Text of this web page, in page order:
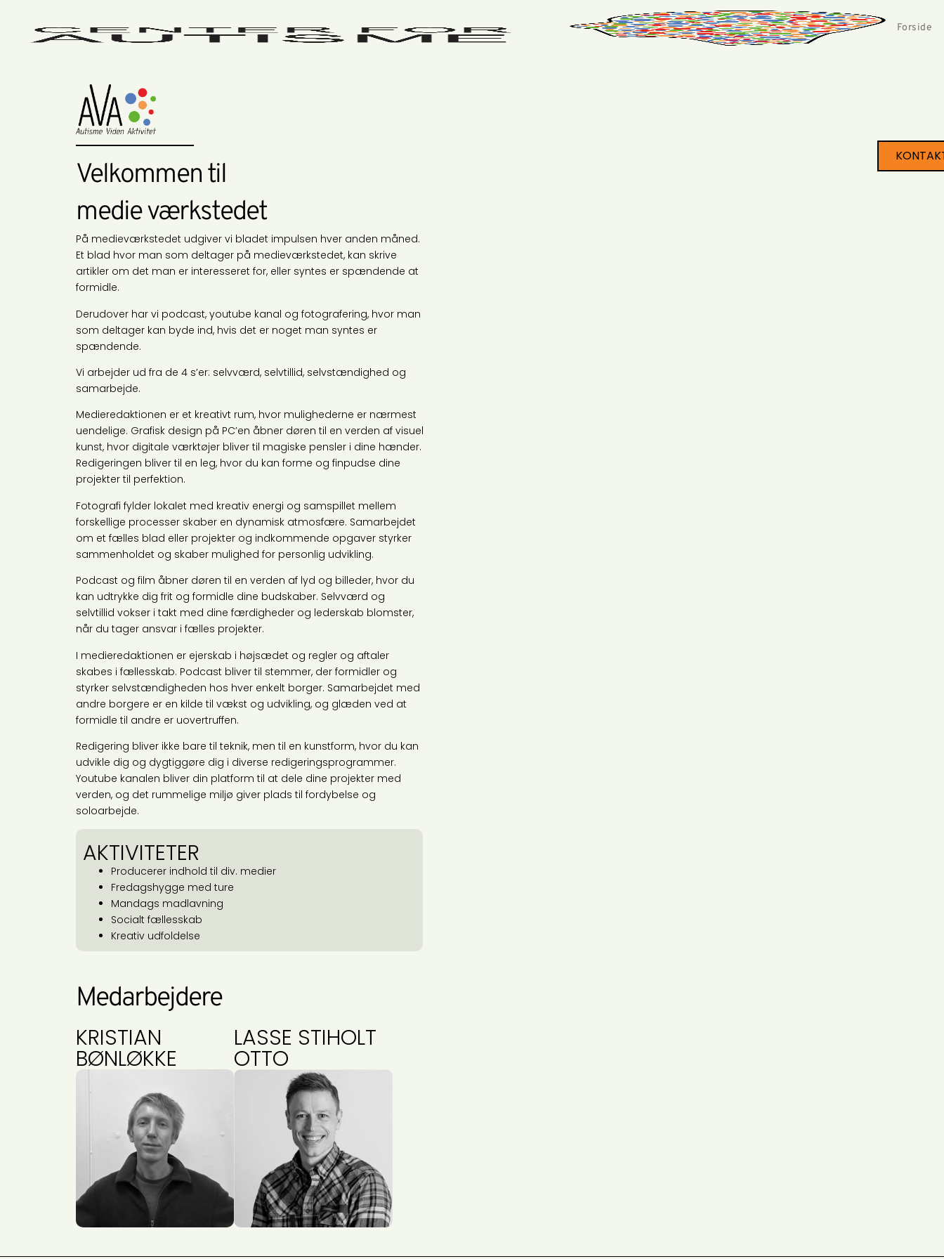
Forside
Velkommen til
medie værkstedet
På medieværkstedet udgiver vi bladet impulsen hver anden måned.
Et blad hvor man som deltager på medieværkstedet, kan skrive
artikler om det man er interesseret for, eller syntes er spændende at
formidle.
Derudover har vi podcast, youtube kanal og fotografering, hvor man
som deltager kan byde ind, hvis det er noget man syntes er
spændende.
Vi arbejder ud fra de 4 s’er: selvværd, selvtillid, selvstændighed og
samarbejde.
Medieredaktionen er et kreativt rum, hvor mulighederne er nærmest
uendelige. Grafisk design på PC’en åbner døren til en verden af visuel
kunst, hvor digitale værktøjer bliver til magiske pensler i dine hænder.
Redigeringen bliver til en leg, hvor du kan forme og finpudse dine
projekter til perfektion.
Fotografi fylder lokalet med kreativ energi og samspillet mellem
forskellige processer skaber en dynamisk atmosfære. Samarbejdet
om et fælles blad eller projekter og indkommende opgaver styrker
sammenholdet og skaber mulighed for personlig udvikling.
Podcast og film åbner døren til en verden af lyd og billeder, hvor du
kan udtrykke dig frit og formidle dine budskaber. Selvværd og
selvtillid vokser i takt med dine færdigheder og lederskab blomster,
når du tager ansvar i fælles projekter.
I medieredaktionen er ejerskab i højsædet og regler og aftaler
skabes i fællesskab. Podcast bliver til stemmer, der formidler og
styrker selvstændigheden hos hver enkelt borger. Samarbejdet med
andre borgere er en kilde til vækst og udvikling, og glæden ved at
formidle til andre er uovertruffen.
Redigering bliver ikke bare til teknik, men til en kunstform, hvor du kan
udvikle dig og dygtiggøre dig i diverse redigeringsprogrammer.
Youtube kanalen bliver din platform til at dele dine projekter med
verden, og det rummelige miljø giver plads til fordybelse og
soloarbejde.
AKTIVITETER
Producerer indhold til div. medier
Fredagshygge med ture
Mandags madlavning
Socialt fællesskab
Kreativ udfoldelse
Medarbejdere
KRISTIAN
BØNLØKKE
LASSE STIHOLT
OTTO